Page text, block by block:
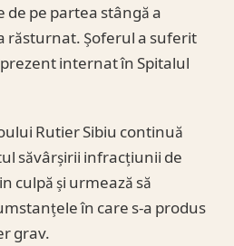
pe partea stângă a
răsturnat. Șoferul a suferit
internat în Spitalul
Rutier Sibiu continuă
săvârșirii infracțiunii de
culpă și urmează să
în care s-a produs
grav.